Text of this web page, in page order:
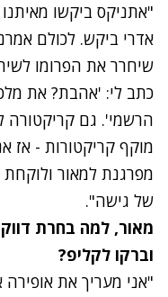
"אתניקס ביקשו
אדרי ביקש. לכולם
שיחרר את הפרומו
כתב לי: 'אהבת? את
הרשמי'. גם קריקטורה
מוקף קריקטורות - אז
מפרגנת למאור ולוקחת
של גישה".
מאור, למה בחרת
וברקו לקליפ?
"אני מעריך את אופירה